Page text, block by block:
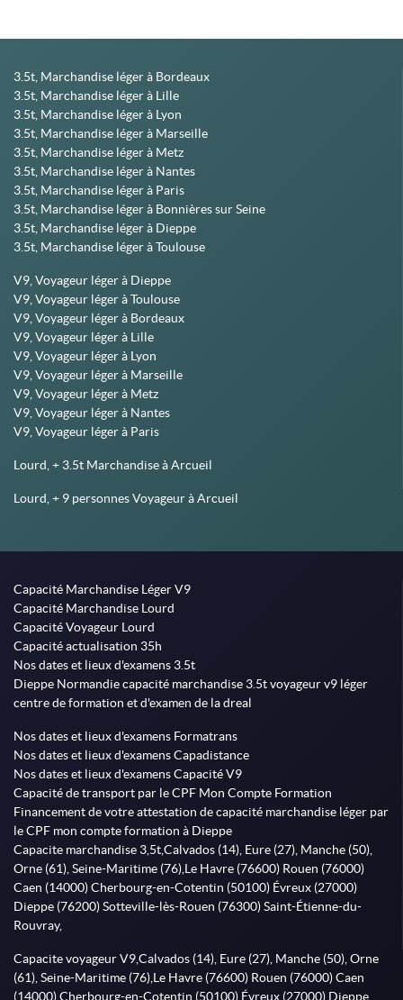
3.5t, Marchandise léger à Bordeaux
3.5t, Marchandise léger à Lille
3.5t, Marchandise léger à Lyon
3.5t, Marchandise léger à Marseille
3.5t, Marchandise léger à Metz
3.5t, Marchandise léger à Nantes
3.5t, Marchandise léger à Paris
3.5t, Marchandise léger à Bonnières sur Seine
3.5t, Marchandise léger à Dieppe
3.5t, Marchandise léger à Toulouse
V9, Voyageur léger à Dieppe
V9, Voyageur léger à Toulouse
V9, Voyageur léger à Bordeaux
V9, Voyageur léger à Lille
V9, Voyageur léger à Lyon
V9, Voyageur léger à Marseille
V9, Voyageur léger à Metz
V9, Voyageur léger à Nantes
V9, Voyageur léger à Paris
Lourd, + 3.5t Marchandise à Arcueil
Lourd, + 9 personnes Voyageur à Arcueil
Capacité Marchandise Léger V9
Capacité Marchandise Lourd
Capacité Voyageur Lourd
Capacité actualisation 35h
Nos dates et lieux d'examens 3.5t
Dieppe Normandie capacité marchandise 3.5t voyageur v9 léger
centre de formation et d'examen de la dreal
Nos dates et lieux d'examens Formatrans
Nos dates et lieux d'examens Capadistance
Nos dates et lieux d'examens Capacité V9
Capacité de transport par le CPF Mon Compte Formation
Financement de votre attestation de capacité marchandise léger par
le CPF mon compte formation à Dieppe
Capacite marchandise 3,5t,Calvados (14), Eure (27), Manche (50),
Orne (61), Seine-Maritime (76),Le Havre (76600) Rouen (76000)
Caen (14000) Cherbourg-en-Cotentin (50100) Évreux (27000)
Dieppe (76200) Sotteville-lès-Rouen (76300) Saint-Étienne-du-
Rouvray,
Capacite voyageur V9,Calvados (14), Eure (27), Manche (50), Orne
(61), Seine-Maritime (76),Le Havre (76600) Rouen (76000) Caen
(14000) Cherbourg-en-Cotentin (50100) Évreux (27000) Dieppe